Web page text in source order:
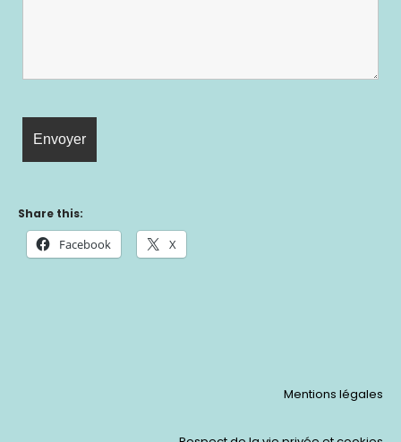
Share this:
Facebook X
Mentions légales